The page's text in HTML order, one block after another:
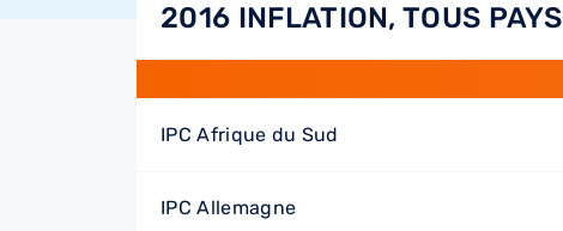
2016 INFLATION, TOUS PAYS
IPC Afrique du Sud
IPC Allemagne